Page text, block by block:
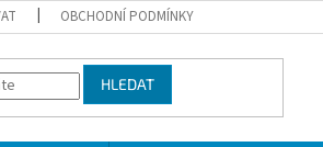
OBCHODNÍ PODMÍNKY
HLEDAT